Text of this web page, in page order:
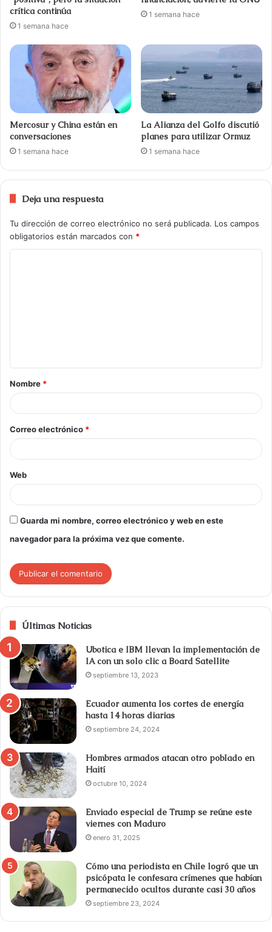
crítica continúa
1 semana hace
1 semana hace
Mercosur y China están en
conversaciones
1 semana hace
La Alianza del Golfo discutió
planes para utilizar Ormuz
1 semana hace
Deja una respuesta
Tu dirección de correo electrónico no será publicada. Los campos
obligatorios están marcados con *
Nombre *
Correo electrónico *
Web
Guarda mi nombre, correo electrónico y web en este
navegador para la próxima vez que comente.
Últimas Noticias
Ubotica e IBM llevan la implementación de
IA con un solo clic a Board Satellite
septiembre 13, 2023
Ecuador aumenta los cortes de energía
hasta 14 horas diarias
septiembre 24, 2024
Hombres armados atacan otro poblado en
Haití
octubre 10, 2024
Enviado especial de Trump se reúne este
viernes con Maduro
enero 31, 2025
Cómo una periodista en Chile logró que un
psicópata le confesara crímenes que habían
permanecido ocultos durante casi 30 años
septiembre 23, 2024